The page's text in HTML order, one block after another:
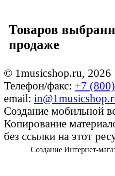
Товаров
продаже
© 1musicshop.ru, 2026
Телефон/факс: +7
email:
Создание мобильной
Копирование
без ссылки на этот
Создание Интернет-